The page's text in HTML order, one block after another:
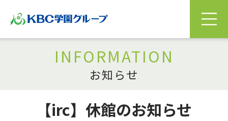
INFORMATION
お知らせ
【irc】休館のお知らせ